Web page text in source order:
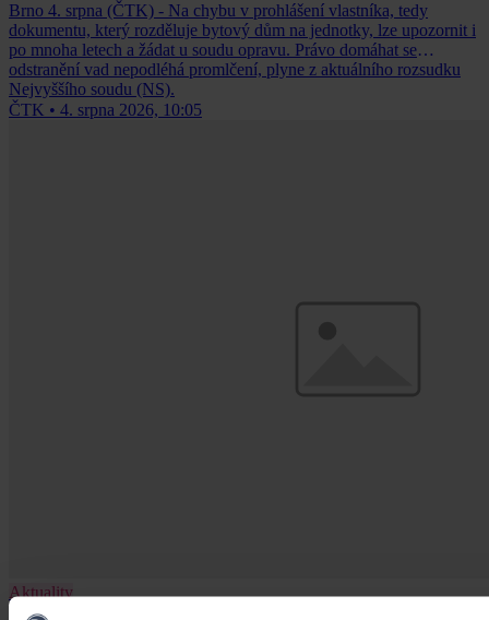
Brno 4. srpna (ČTK) - Na chybu v prohlášení vlastníka, tedy
dokumentu, který rozděluje bytový dům na jednotky, lze upozornit i
po mnoha letech a žádat u soudu opravu. Právo domáhat se
odstranění vad nepodléhá promlčení, plyne z aktuálního rozsudku
Nejvyššího soudu (NS).
ČTK • 4. srpna 2026, 10:05
Aktuality